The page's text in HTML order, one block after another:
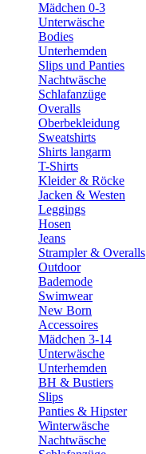
Mädchen 0-3
Unterwäsche
Bodies
Unterhemden
Slips und Panties
Nachtwäsche
Schlafanzüge
Overalls
Oberbekleidung
Sweatshirts
Shirts langarm
T-Shirts
Kleider & Röcke
Jacken & Westen
Leggings
Hosen
Jeans
Strampler & Overalls
Outdoor
Bademode
Swimwear
New Born
Accessoires
Mädchen 3-14
Unterwäsche
Unterhemden
BH & Bustiers
Slips
Panties & Hipster
Winterwäsche
Nachtwäsche